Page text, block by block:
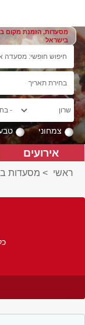
מסעדות, הזמנת מקום
בישראל
צמחוני
אירועים
ראשי > מסעדות